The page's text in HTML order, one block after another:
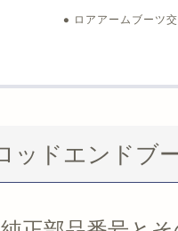
ロアアームブーツ
ッドエンドブ